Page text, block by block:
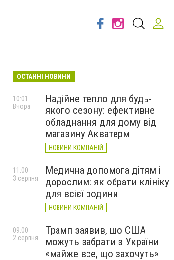
ОСТАННІ НОВИНИ
Надійне тепло для будь-
якого сезону: ефективне
обладнання для дому від
магазину Акватерм
НОВИНИ КОМПАНІЙ
10:01
Вчора
Медична допомога дітям і
дорослим: як обрати клініку
для всієї родини
НОВИНИ КОМПАНІЙ
11:00
3 серпня
Трамп заявив, що США
можуть забрати з України
«майже все, що захочуть»
09:00
2 серпня